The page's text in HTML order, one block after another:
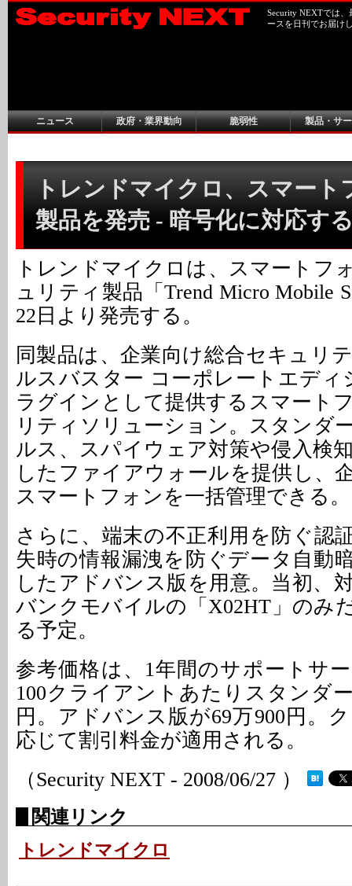
Security NEXTでは
ースを日刊でお届け
ニュース 政府・業界動向 脆弱性 製品・サ
トレンドマイクロ、スマート
製品を発売 - 暗号化に対応す
トレンドマイクロは、スマートフ
ュリティ製品「Trend Micro Mobile
22日より発売する。
同製品は、企業向け総合セキュリ
ルスバスター コーポレートエディ
ラグインとして提供するスマート
リティソリューション。スタンダ
ルス、スパイウェア対策や侵入検
したファイアウォールを提供し、
スマートフォンを一括管理できる。
さらに、端末の不正利用を防ぐ認
失時の情報漏洩を防ぐデータ自動
したアドバンス版を用意。当初、
バンクモバイルの「X02HT」のみ
る予定。
参考価格は、1年間のサポートサ
100クライアントあたりスタンダ
円。アドバンス版が69万900円。
応じて割引料金が適用される。
（Security NEXT - 2008/06/27 ）
関連リンク
トレンドマイクロ